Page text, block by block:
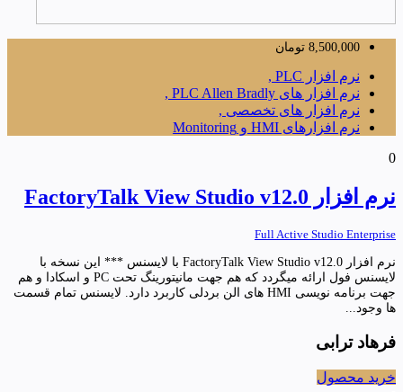
8,500,000 تومان
نرم افزار PLC ,
نرم افزار های PLC Allen Bradly ,
نرم افزار های تخصصی ,
نرم افزارهای HMI و Monitoring
0
نرم افزار FactoryTalk View Studio v12.0
Full Active Studio Enterprise
نرم افزار FactoryTalk View Studio v12.0 با لایسنس *** این نسخه با
لایسنس فول ارائه میگردد که هم جهت مانیتورینگ تحت PC و اسکادا و هم
جهت برنامه نویسی HMI های الن بردلی کاربرد دارد. لایسنس تمام قسمت
ها وجود...
فرهاد ترابی
خرید محصول